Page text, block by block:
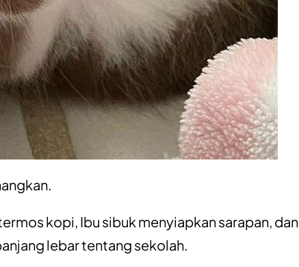
kopi, Ibu sibuk menyiapkan sarapan, dan
lebar tentang sekolah.